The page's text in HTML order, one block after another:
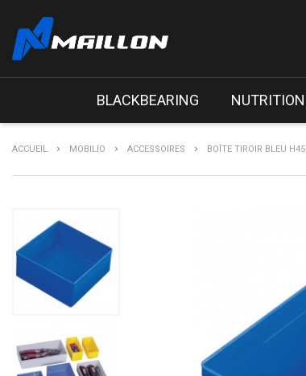
BLACKBEARING NUTRITION
ACCUEIL MOBILIO ACCESSOIRES BOÎTE TIROIR BLEU H45